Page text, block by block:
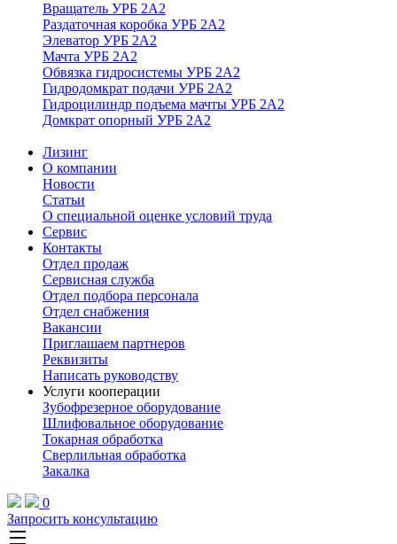
Вращатель УРБ 2А2
Раздаточная коробка УРБ 2А2
Элеватор УРБ 2А2
Мачта УРБ 2А2
Обвязка гидросистемы УРБ 2А2
Гидродомкрат подачи УРБ 2А2
Гидроцилиндр подъема мачты УРБ 2А2
Домкрат опорный УРБ 2А2
Лизинг
О компании
Новости
Статьи
О специальной оценке условий труда
Сервис
Контакты
Отдел продаж
Сервисная служба
Отдел подбора персонала
Отдел снабжения
Вакансии
Приглашаем партнеров
Реквизиты
Написать руководству
Услуги кооперации
Зубофрезерное оборудование
Шлифовальное оборудование
Токарная обработка
Cверлильная обработка
Закалка
0
Запросить консультацию